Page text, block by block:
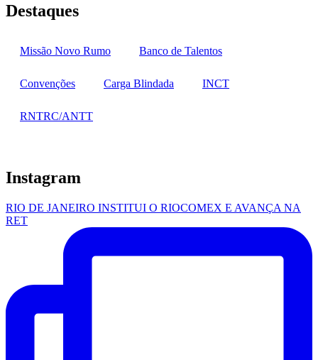
Destaques
Missão Novo Rumo Banco de Talentos
Convenções Carga Blindada INCT
RNTRC/ANTT
Instagram
RIO DE JANEIRO INSTITUI O RIOCOMEX E AVANÇA NA
RET